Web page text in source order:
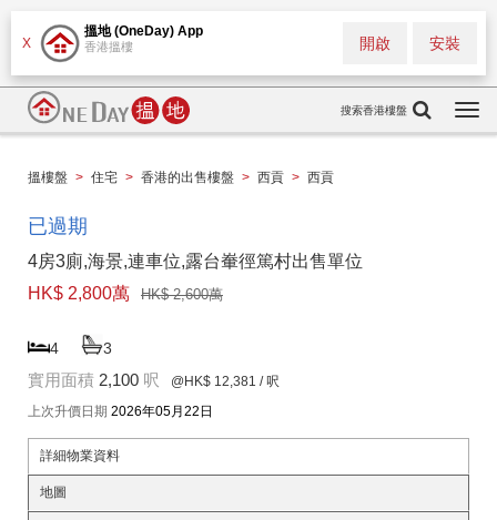
X
搵地 (OneDay) App
香港搵樓 安裝
開啟
搜索香港樓盤
搵樓盤 > 住宅 > 香港的出售樓盤 > 西貢 > 西貢
已過期
4房3廁,海景,連車位,露台輋徑篤村出售單位
HK$ 2,800萬
HK$ 2,600萬
4 3
實用面積 2,100 呎 @HK$ 12,381 / 呎
上次升價日期 2026年05月22日
詳細物業資料
地圖